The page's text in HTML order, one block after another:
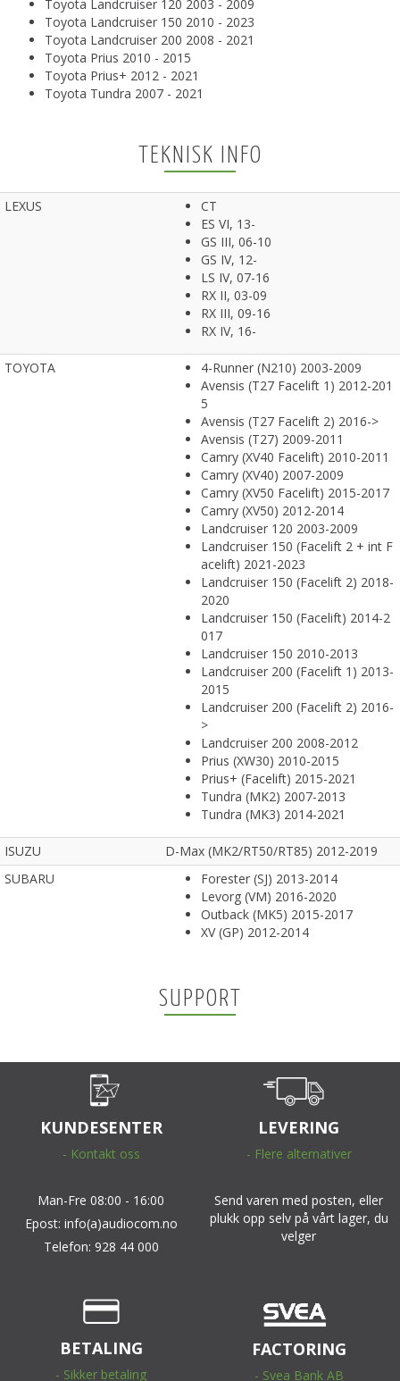
Toyota Landcruiser 120 2003 - 2009
Toyota Landcruiser 150 2010 - 2023
Toyota Landcruiser 200 2008 - 2021
Toyota Prius 2010 - 2015
Toyota Prius+ 2012 - 2021
Toyota Tundra 2007 - 2021
TEKNISK INFO
LEXUS
CT
ES VI, 13-
GS III, 06-10
GS IV, 12-
LS IV, 07-16
RX II, 03-09
RX III, 09-16
RX IV, 16-
TOYOTA
4-Runner (N210) 2003-2009
Avensis (T27 Facelift 1) 2012-201
5
Avensis (T27 Facelift 2) 2016->
Avensis (T27) 2009-2011
Camry (XV40 Facelift) 2010-2011
Camry (XV40) 2007-2009
Camry (XV50 Facelift) 2015-2017
Camry (XV50) 2012-2014
Landcruiser 120 2003-2009
Landcruiser 150 (Facelift 2 + int F
acelift) 2021-2023
Landcruiser 150 (Facelift 2) 2018-
2020
Landcruiser 150 (Facelift) 2014-2
017
Landcruiser 150 2010-2013
Landcruiser 200 (Facelift 1) 2013-
2015
Landcruiser 200 (Facelift 2) 2016-
>
Landcruiser 200 2008-2012
Prius (XW30) 2010-2015
Prius+ (Facelift) 2015-2021
Tundra (MK2) 2007-2013
Tundra (MK3) 2014-2021
ISUZU
D-Max (MK2/RT50/RT85) 2012-2019
SUBARU
Forester (SJ) 2013-2014
Levorg (VM) 2016-2020
Outback (MK5) 2015-2017
XV (GP) 2012-2014
SUPPORT
KUNDESENTER
- Kontakt oss
Man-Fre 08:00 - 16:00
Epost: info(a)audiocom.no
Telefon: 928 44 000
LEVERING
- Flere alternativer
Send varen med posten, eller
plukk opp selv på vårt lager, du
velger
BETALING
- Sikker betaling
FACTORING
- Svea Bank AB